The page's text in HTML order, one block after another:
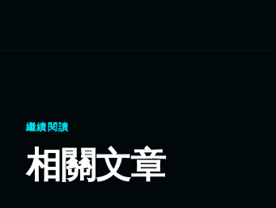
繼續閱讀
相關文章